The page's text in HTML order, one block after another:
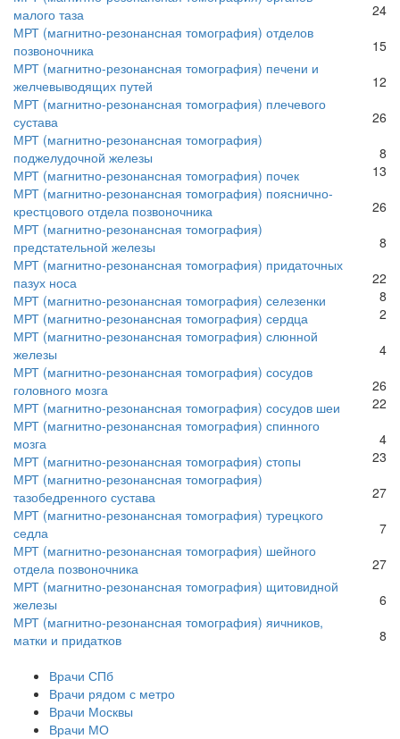
24
малого таза
15
МРТ (магнитно-резонансная томография) отделов
позвоночника
12
МРТ (магнитно-резонансная томография) печени и
желчевыводящих путей
26
МРТ (магнитно-резонансная томография) плечевого
сустава
8
МРТ (магнитно-резонансная томография)
поджелудочной железы
13
МРТ (магнитно-резонансная томография) почек
26
МРТ (магнитно-резонансная томография) пояснично-
крестцового отдела позвоночника
8
МРТ (магнитно-резонансная томография)
предстательной железы
22
МРТ (магнитно-резонансная томография) придаточных
пазух носа
8
МРТ (магнитно-резонансная томография) селезенки
2
МРТ (магнитно-резонансная томография) сердца
4
МРТ (магнитно-резонансная томография) слюнной
железы
26
МРТ (магнитно-резонансная томография) сосудов
головного мозга
22
МРТ (магнитно-резонансная томография) сосудов шеи
4
МРТ (магнитно-резонансная томография) спинного
мозга
23
МРТ (магнитно-резонансная томография) стопы
27
МРТ (магнитно-резонансная томография)
тазобедренного сустава
7
МРТ (магнитно-резонансная томография) турецкого
седла
27
МРТ (магнитно-резонансная томография) шейного
отдела позвоночника
6
МРТ (магнитно-резонансная томография) щитовидной
железы
8
МРТ (магнитно-резонансная томография) яичников,
матки и придатков
Врачи СПб
Врачи рядом с метро
Врачи Москвы
Врачи МО